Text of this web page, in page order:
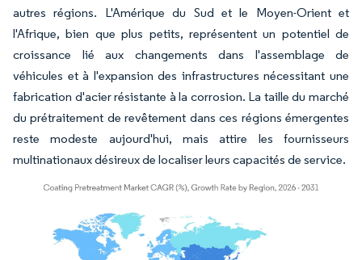
autres régions. L'Amérique du Sud et le Moyen-Orient et
l'Afrique, bien que plus petits, représentent un potentiel de
croissance lié aux changements dans l'assemblage de
véhicules et à l'expansion des infrastructures nécessitant une
fabrication d'acier résistante à la corrosion. La taille du marché
du prétraitement de revêtement dans ces régions émergentes
reste modeste aujourd'hui, mais attire les fournisseurs
multinationaux désireux de localiser leurs capacités de service.